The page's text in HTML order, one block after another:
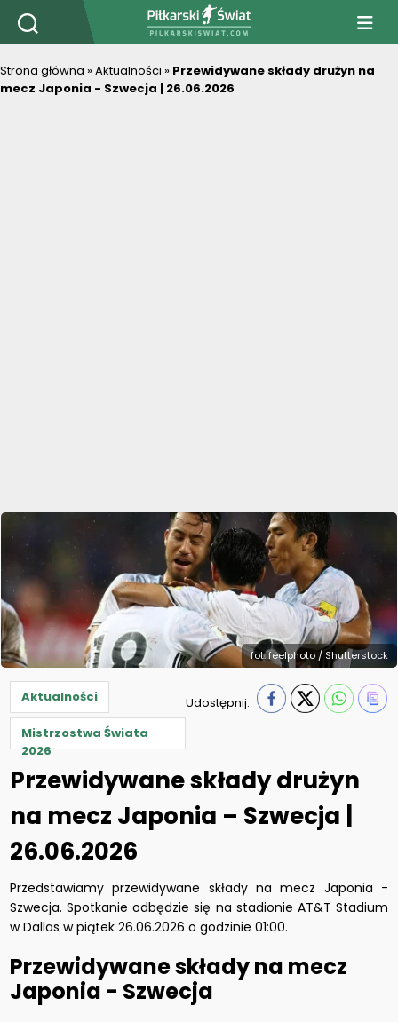
PiłkarskiSwiat.com
Strona główna »Aktualności » Przewidywane składy drużyn na
mecz Japonia - Szwecja | 26.06.2026
fot. feelphoto / Shutterstock
Aktualności
Mistrzostwa Świata
2026
Udostępnij:
Przewidywane składy drużyn
na mecz Japonia – Szwecja |
26.06.2026
Przedstawiamy przewidywane składy na mecz Japonia -
Szwecja. Spotkanie odbędzie się na stadionie AT&T Stadium
w Dallas w piątek 26.06.2026 o godzinie 01:00.
Przewidywane składy na mecz
Japonia - Szwecja